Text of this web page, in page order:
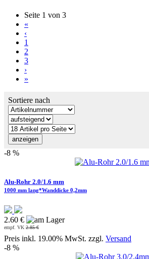
Seite 1 von 3
«
‹
1
2
3
›
»
Sortiere nach
-8 %
Alu-Rohr 2.0/1.6 mm
1000 mm lang*Wanddicke 0,2mm
2.60 €
empf. VK 2.85 €
Preis inkl. 19.00% MwSt. zzgl. Versand
-8 %